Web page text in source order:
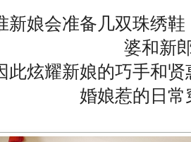
新娘会准备几双珠绣
婆和新
此炫耀新娘的巧手和
婚娘惹的日常